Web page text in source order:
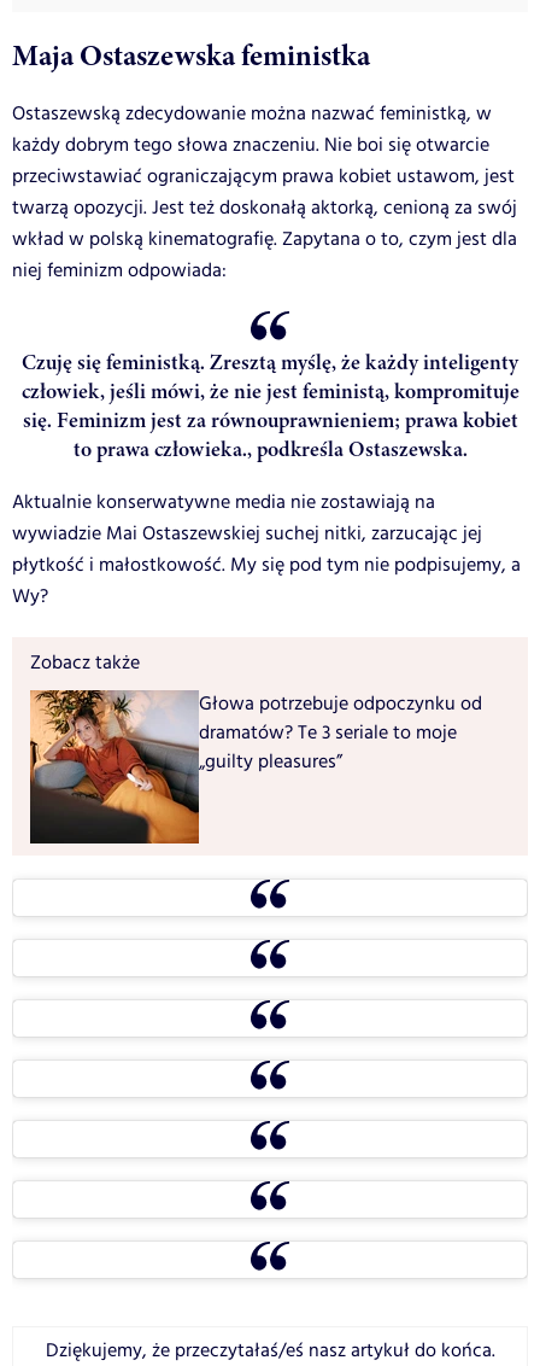
Maja Ostaszewska feministka
Ostaszewską zdecydowanie można nazwać feministką, w
każdy dobrym tego słowa znaczeniu. Nie boi się otwarcie
przeciwstawiać ograniczającym prawa kobiet ustawom, jest
twarzą opozycji. Jest też doskonałą aktorką, cenioną za swój
wkład w polską kinematografię. Zapytana o to, czym jest dla
niej feminizm odpowiada:
Czuję się feministką. Zresztą myślę, że każdy inteligenty
człowiek, jeśli mówi, że nie jest feministą, kompromituje
się. Feminizm jest za równouprawnieniem; prawa kobiet
to prawa człowieka., podkreśla Ostaszewska.
Aktualnie konserwatywne media nie zostawiają na
wywiadzie Mai Ostaszewskiej suchej nitki, zarzucając jej
płytkość i małostkowość. My się pod tym nie podpisujemy, a
Wy?
Zobacz także
Głowa potrzebuje odpoczynku od
dramatów? Te 3 seriale to moje
„guilty pleasures”
Dziękujemy, że przeczytałaś/eś nasz artykuł do końca.